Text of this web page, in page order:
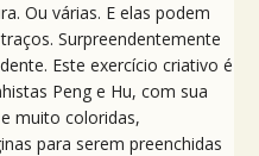
Ou várias. E elas podem
Surpreendentemente
Este exercício criativo é
Peng e Hu, com sua
muito coloridas,
para serem preenchidas